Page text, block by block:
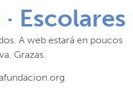
Escolares
A web estará en poucos
Grazas.